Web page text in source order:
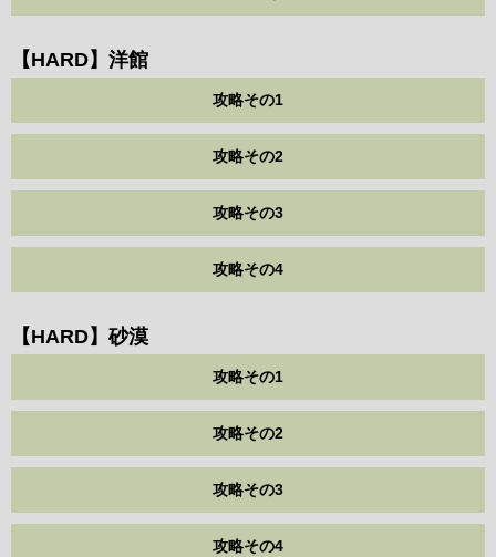
【HARD】洋館
攻略その1
攻略その2
攻略その3
攻略その4
【HARD】砂漠
攻略その1
攻略その2
攻略その3
攻略その4